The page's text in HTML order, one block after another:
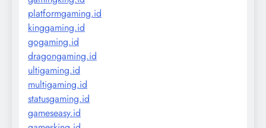
platformgaming.id
kinggaming.id
gogaming.id
dragongaming.id
ultigaming.id
multigaming.id
statusgaming.id
gameseasy.id